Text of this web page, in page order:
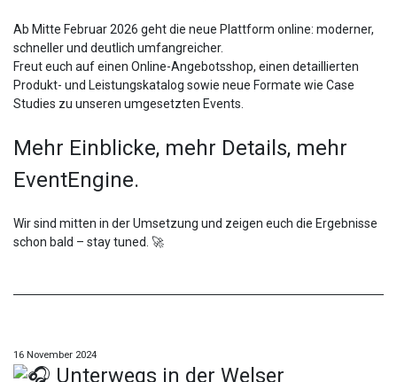
Ab Mitte Februar 2026 geht die neue Plattform online: moderner,
schneller und deutlich umfangreicher.
Freut euch auf einen Online-Angebotsshop, einen detaillierten
Produkt- und Leistungskatalog sowie neue Formate wie Case
Studies zu unseren umgesetzten Events.
Mehr Einblicke, mehr Details, mehr
EventEngine.
Wir sind mitten in der Umsetzung und zeigen euch die Ergebnisse
schon bald – stay tuned. 🚀
16 November 2024
Unterwegs in der Welser